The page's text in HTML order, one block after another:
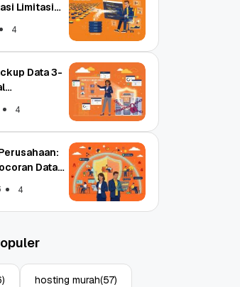
11 Jun, 2026
Limitasi
4
Data 3-
4
Data
4
hosting murah(57)